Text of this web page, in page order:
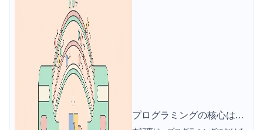
プログラミングの核心はデ